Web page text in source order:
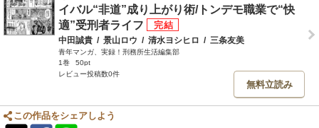
イバル“非道”成り上がり術/トンデモ職業で“快
適”受刑者ライフ
中田誠貴 / 景山ロウ / 清水ヨシヒロ / 三条友美
青年マンガ、実録！刑務所生活編集部
1巻
50pt
レビュー投稿数0件
無料立読み
この作品をシェアしよう